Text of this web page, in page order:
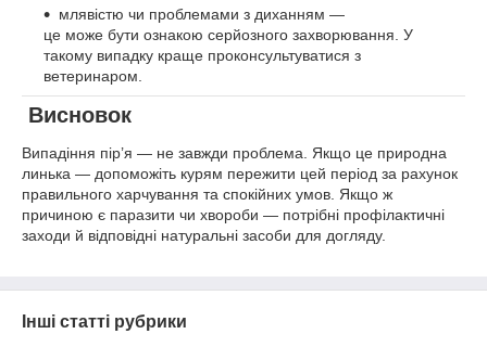
млявістю чи проблемами з диханням —
це може бути ознакою серйозного захворювання. У
такому випадку краще проконсультуватися з
ветеринаром.
Висновок
Випадіння пір’я — не завжди проблема. Якщо це природна
линька — допоможіть курям пережити цей період за рахунок
правильного харчування та спокійних умов. Якщо ж
причиною є паразити чи хвороби — потрібні профілактичні
заходи й відповідні натуральні засоби для догляду.
Інші статті рубрики